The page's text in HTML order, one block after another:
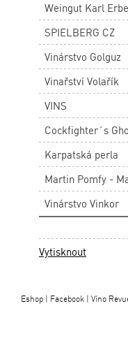
Weingut Karl
SPIELBERG CZ
Vinárstvo Golguz
Vinařství Volařík
VINS
Cockfighter´s
Karpatská perla
Martin Pomfy -
Vinárstvo Vinkor
Vytisknout
Eshop| Facebook| Víno